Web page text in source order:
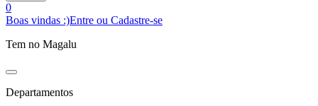
0
Boas vindas :)Entre ou Cadastre-se
Tem no Magalu
Departamentos